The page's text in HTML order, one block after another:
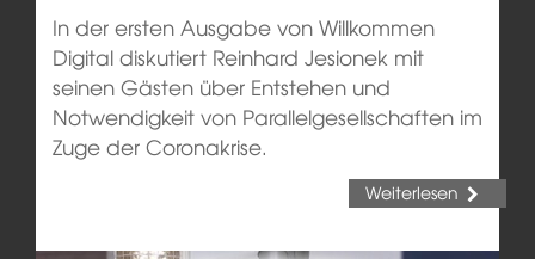
In der ersten Ausgabe von Willkommen
Digital diskutiert Reinhard Jesionek mit
seinen Gästen über Entstehen und
Notwendigkeit von Parallelgesellschaften im
Zuge der Coronakrise.
Weiterlesen